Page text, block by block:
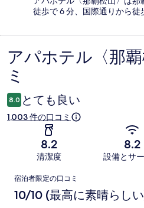
徒歩で 6 分、国際通りから徒
口
コ
ミ
アパホテル〈那
ミ
8.0 とても良い
1,003 件の口コミ
8.2
清潔度
8.2
設備とサ
口
コ
宿泊者限定の口コミ
10/10 (最高に素晴らし